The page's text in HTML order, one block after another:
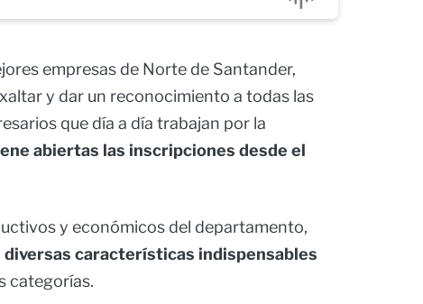
empresas de Norte de Santander,
y dar un reconocimiento a todas las
que día a día trabajan por la
abiertas las inscripciones desde el
y económicos del departamento,
características indispensables
categorías.